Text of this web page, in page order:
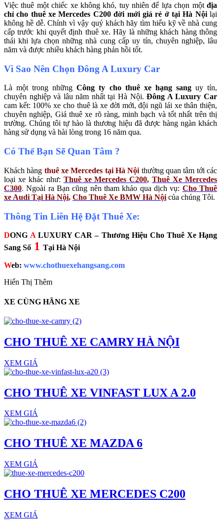
Việc thuê một chiếc xe không khó, tuy nhiên để lựa chọn một địa
chỉ cho thuê xe Mercedes C200 đời mới giá rẻ ở tại Hà Nộilại
không hề dễ. Chính vì vậy quý khách hãy tìm hiểu kỹ về nhà cung
cấp trước khi quyết định thuê xe. Hãy là những khách hàng thông
thái khi lựa chọn những nhà cung cấp uy tín, chuyên nghiệp, lâu
năm và được nhiều khách hàng phản hồi tốt.
Vì Sao Nên Chọn Đông A Luxury Car
Là một trong nhữngCông ty cho thuê xe hạng sanguy tín,
chuyên nghiệp và lâu năm nhất tại Hà Nội.Đông A Luxury Car
cam kết: 100% xe cho thuê là xe đời mới, đội ngũ lái xe thân thiện,
chuyên nghiệp, Giá thuê xe rõ ràng, minh bạch và tốt nhất trên thị
trường. Chúng tôi tự hào là thương hiệu đã được hàng ngàn khách
hàng sử dụng và hài lòng trong 16 năm qua.
Có Thể Bạn Sẽ Quan Tâm ?
Khách hàng thuê xe Mercedes tại Hà Nội thường quan tâm tới các
loại xe khác như: Thuê xe Mercedes C200,Thuê Xe Mercedes
C300. Ngoài ra Bạn cũng nên tham khảo qua dịch vụ: Cho Thuê
xe Audi Tại Hà Nội, Cho Thuê Xe BMW Hà Nội của chúng Tôi.
Thông Tin Liên Hệ Đặt Thuê Xe:
DONG A LUXURY CAR – Thương Hiệu Cho Thuê Xe Hạng
Sang Số 1 Tại Hà Nội
Web: www.chothuexehangsang.com
Hiển Thị Thêm
XE CÙNG HÃNG XE
CHO THUÊ XE CAMRY HÀ NỘI
XEM GIÁ
CHO THUÊ XE VINFAST LUX A 2.0
XEM GIÁ
CHO THUÊ XE MAZDA 6
XEM GIÁ
CHO THUÊ XE MERCEDES C200
XEM GIÁ